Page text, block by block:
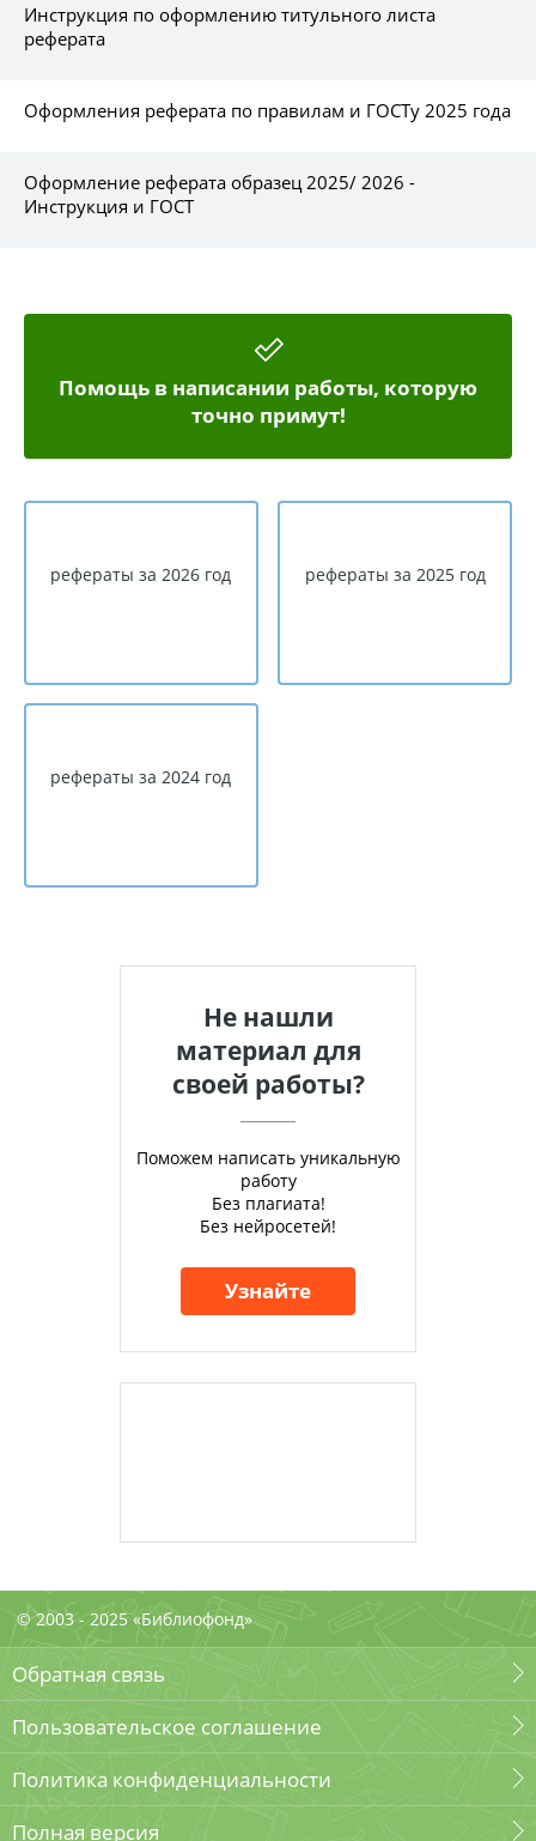
Инструкция по оформлению титульного листа
реферата
Оформления реферата по правилам и ГОСТу 2025 года
Оформление реферата образец 2025/ 2026 -
Инструкция и ГОСТ
Помощь в написании работы, которую
точно примут!
рефераты за 2026 год рефераты за 2025 год
рефераты за 2024 год
Не нашли
материал для
своей работы?
Поможем написать уникальную
работу
Без плагиата!
Без нейросетей!
Узнайте
© 2003 - 2025 «Библиофонд»
Обратная связь
Пользовательское соглашение
Политика конфиденциальности
Полная версия